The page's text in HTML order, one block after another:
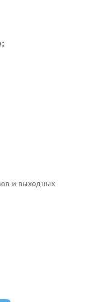
и выходных